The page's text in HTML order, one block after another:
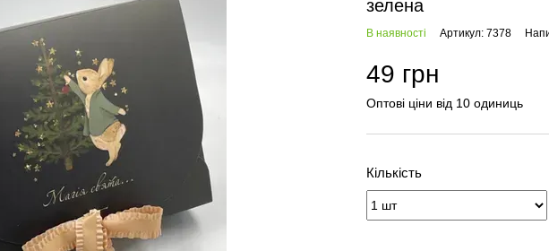
зелена
В наявності Артикул: 7378
49 грн
Оптові ціни від 10 одиниць
Кількість